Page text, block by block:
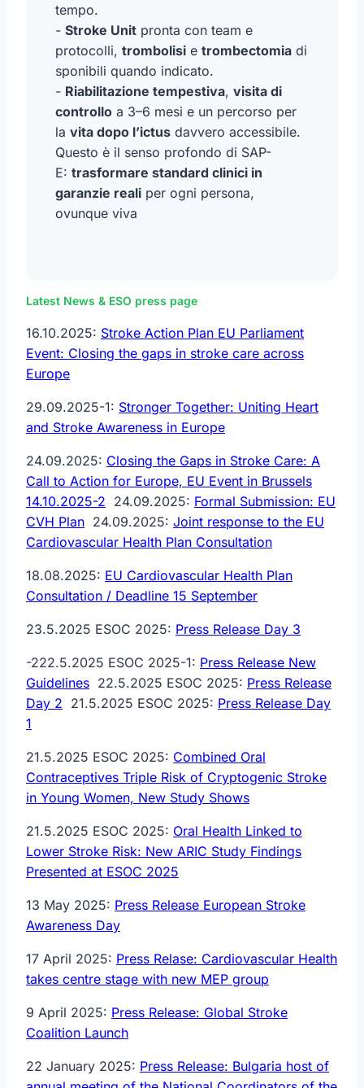
tempo.
- Stroke Unit pronta con team e
protocolli, trombolisi e trombectomia di
sponibili quando indicato.
- Riabilitazione tempestiva, visita di
controllo a 3–6 mesi e un percorso per
la vita dopo l’ictus davvero accessibile.
Questo è il senso profondo di SAP-
E: trasformare standard clinici in
garanzie reali per ogni persona,
ovunque viva
Latest News & ESO press page
16.10.2025: Stroke Action Plan EU Parliament
Event: Closing the gaps in stroke care across
Europe
29.09.2025-1: Stronger Together: Uniting Heart
and Stroke Awareness in Europe
24.09.2025: Closing the Gaps in Stroke Care: A
Call to Action for Europe, EU Event in Brussels
14.10.2025-2 24.09.2025: Formal Submission: EU
CVH Plan 24.09.2025: Joint response to the EU
Cardiovascular Health Plan Consultation
18.08.2025: EU Cardiovascular Health Plan
Consultation / Deadline 15 September
23.5.2025 ESOC 2025: Press Release Day 3
-222.5.2025 ESOC 2025-1: Press Release New
Guidelines 22.5.2025 ESOC 2025: Press Release
Day 2 21.5.2025 ESOC 2025: Press Release Day
1
21.5.2025 ESOC 2025: Combined Oral
Contraceptives Triple Risk of Cryptogenic Stroke
in Young Women, New Study Shows
21.5.2025 ESOC 2025: Oral Health Linked to
Lower Stroke Risk: New ARIC Study Findings
Presented at ESOC 2025
13 May 2025: Press Release European Stroke
Awareness Day
17 April 2025: Press Relase: Cardiovascular Health
takes centre stage with new MEP group
9 April 2025: Press Release: Global Stroke
Coalition Launch
22 January 2025: Press Release: Bulgaria host of